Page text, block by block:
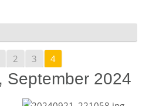
2 3 4
September 2024